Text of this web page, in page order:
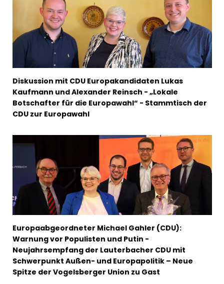
Diskussion mit CDU Europakandidaten Lukas
Kaufmann und Alexander Reinsch - „Lokale
Botschafter für die Europawahl“ - Stammtisch der
CDU zur Europawahl
Europaabgeordneter Michael Gahler (CDU):
Warnung vor Populisten und Putin -
Neujahrsempfang der Lauterbacher CDU mit
Schwerpunkt Außen- und Europapolitik – Neue
Spitze der Vogelsberger Union zu Gast